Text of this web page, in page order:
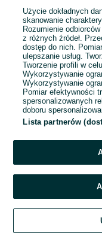
Użycie dokładnych
skanowanie
Rozumienie
z różnych źródeł.
dostęp do nich.
ulepszanie usług.
Tworzenie profili w
Wykorzystywanie
Wykorzystywanie
Pomiar efektywności
spersonalizowanych
doboru
Lista partnerów